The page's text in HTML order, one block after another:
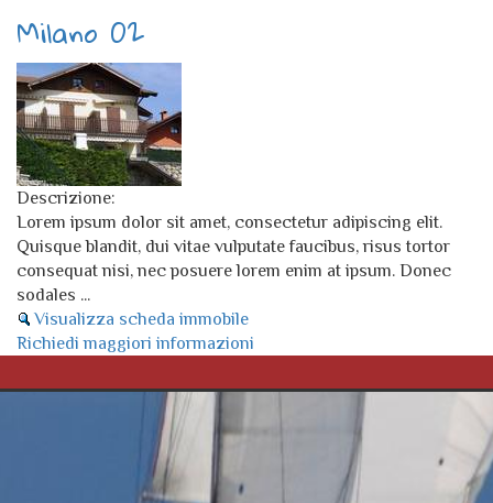
Milano 02
Descrizione:
Lorem ipsum dolor sit amet, consectetur adipiscing elit.
Quisque blandit, dui vitae vulputate faucibus, risus tortor
consequat nisi, nec posuere lorem enim at ipsum. Donec
sodales ...
Visualizza scheda immobile
Richiedi maggiori informazioni